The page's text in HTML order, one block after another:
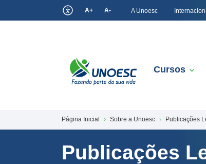
A+ A- A Unoesc
Cursos
Página Inicial Sobre a Unoesc Publicações
Publicações